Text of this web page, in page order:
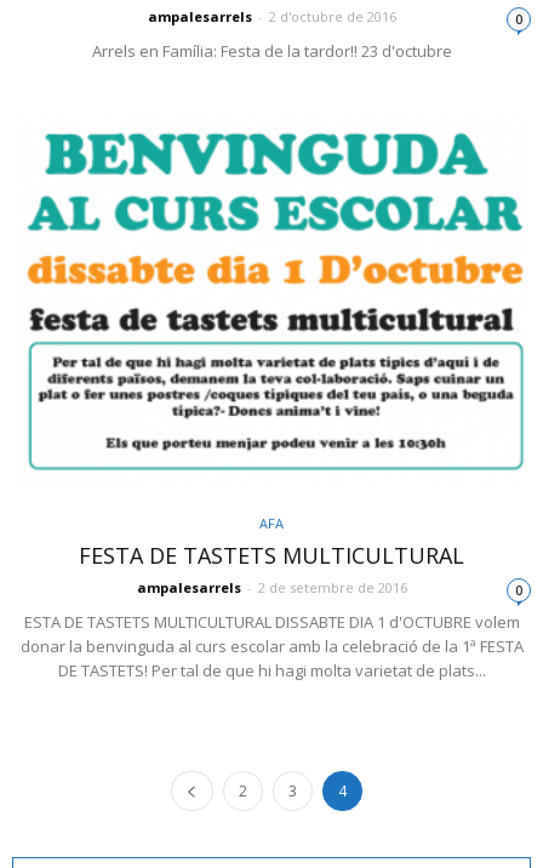
ampalesarrels - 2 d'octubre de 2016 0
Arrels en Família: Festa de la tardor!! 23 d'octubre
AFA
FESTA DE TASTETS MULTICULTURAL
ampalesarrels - 2 de setembre de 2016 0
ESTA DE TASTETS MULTICULTURAL DISSABTE DIA 1 d'OCTUBRE volem
donar la benvinguda al curs escolar amb la celebració de la 1ª FESTA
DE TASTETS! Per tal de que hi hagi molta varietat de plats...
2 3 4